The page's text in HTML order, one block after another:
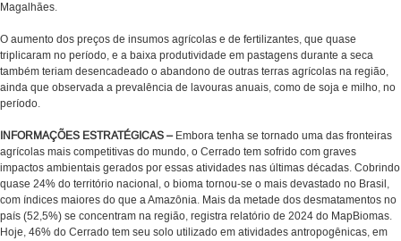
Magalhães.
O aumento dos preços de insumos agrícolas e de fertilizantes, que quase
triplicaram no período, e a baixa produtividade em pastagens durante a seca
também teriam desencadeado o abandono de outras terras agrícolas na região,
ainda que observada a prevalência de lavouras anuais, como de soja e milho, no
período.
INFORMAÇÕES ESTRATÉGICAS –Embora tenha se tornado uma das fronteiras
agrícolas mais competitivas do mundo, o Cerrado tem sofrido com graves
impactos ambientais gerados por essas atividades nas últimas décadas. Cobrindo
quase 24% do território nacional, o bioma tornou-se o mais devastado no Brasil,
com índices maiores do que a Amazônia. Mais da metade dos desmatamentos no
país (52,5%) se concentram na região, registra relatório de 2024 do MapBiomas.
Hoje, 46% do Cerrado tem seu solo utilizado em atividades antropogênicas, em